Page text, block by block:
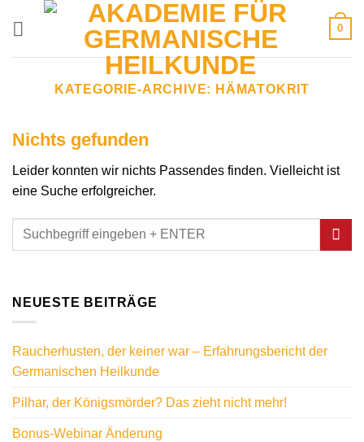
0
KATEGORIE-ARCHIVE: HÄMATOKRIT
Nichts gefunden
Leider konnten wir nichts Passendes finden. Vielleicht ist
eine Suche erfolgreicher.
NEUESTE BEITRÄGE
Raucherhusten, der keiner war – Erfahrungsbericht der
Germanischen Heilkunde
Pilhar, der Königsmörder? Das zieht nicht mehr!
Bonus-Webinar Änderung